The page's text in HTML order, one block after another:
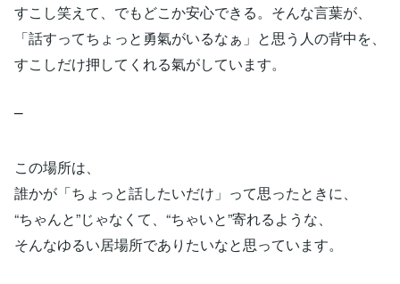
すこし笑えて、でもどこか安心できる。そんな言葉が、
「話すってちょっと勇氣がいるなぁ」と思う人の背中を、
すこしだけ押してくれる氣がしています。
⎻
この場所は、
誰かが「ちょっと話したいだけ」って思ったときに、
“ちゃんと”じゃなくて、“ちゃいと”寄れるような、
そんなゆるい居場所でありたいなと思っています。